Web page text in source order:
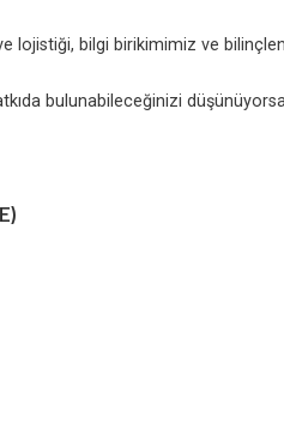
lojistiği, bilgi birikimimiz ve
bulunabileceğinizi